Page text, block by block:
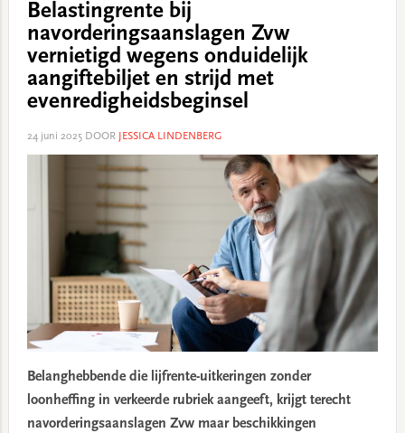
Belastingrente bij
navorderingsaanslagen Zvw
vernietigd wegens onduidelijk
aangiftebiljet en strijd met
evenredigheidsbeginsel
24 juni 2025DOOR JESSICA LINDENBERG
Belanghebbende die lijfrente-uitkeringen zonder
loonheffing in verkeerde rubriek aangeeft, krijgt terecht
navorderingsaanslagen Zvw maar beschikkingen